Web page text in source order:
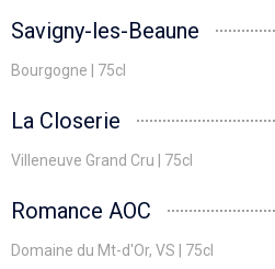
Savigny-les-Beaune
Bourgogne | 75cl
La Closerie
Villeneuve Grand Cru | 75cl
Romance AOC
Domaine du Mt-d'Or, VS | 75cl